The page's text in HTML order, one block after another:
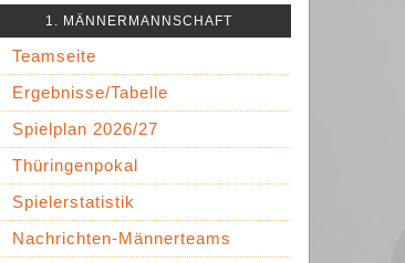
1. MÄNNERMANNSCHAFT
Teamseite
Ergebnisse/Tabelle
Spielplan 2026/27
Thüringenpokal
Spielerstatistik
Nachrichten-Männerteams